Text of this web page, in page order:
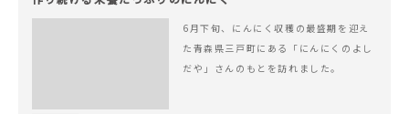
6月下旬、にんにく収穫の最盛期を迎え
た青森県三戸町にある「にんにくのよし
だや」さんのもとを訪れました。